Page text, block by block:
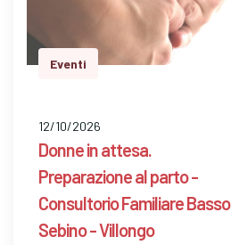
Eventi
12/10/2026
Donne in attesa.
Preparazione al parto -
Consultorio Familiare Basso
Sebino - Villongo